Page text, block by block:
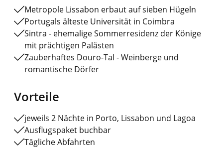
Metropole Lissabon erbaut auf sieben Hügeln
Portugals älteste Universität in Coimbra
Sintra - ehemalige Sommerresidenz der Könige
mit prächtigen Palästen
Zauberhaftes Douro-Tal - Weinberge und
romantische Dörfer
Vorteile
jeweils 2 Nächte in Porto, Lissabon und Lagoa
Ausflugspaket buchbar
Tägliche Abfahrten